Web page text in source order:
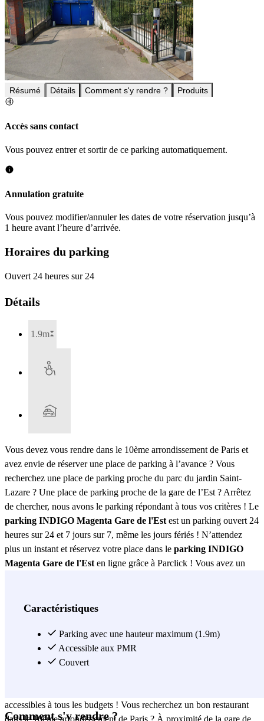
Résumé Détails Comment s'y rendre ? Produits
Accès sans contact
Vous pouvez entrer et sortir de ce parking automatiquement.
Annulation gratuite
Vous pouvez modifier/annuler les dates de votre réservation jusqu’à
1 heure avant l’heure d’arrivée.
Horaires du parking
Ouvert 24 heures sur 24
Détails
1.9m
Vous devez vous rendre dans le 10ème arrondissement de Paris et
avez envie de réserver une place de parking à l’avance ? Vous
recherchez une place de parking proche du parc du jardin Saint-
Lazare ? Une place de parking proche de la gare de l’Est ? Arrêtez
de chercher, nous avons le parking répondant à tous vos critères ! Le
parking INDIGO Magenta Gare de l'Est est un parking ouvert 24
heures sur 24 et 7 jours sur 7, même les jours fériés ! N’attendez
plus un instant et réservez votre place dans le parking INDIGO
Magenta Gare de l'Est en ligne grâce à Parclick ! Vous avez un
parking couvert, garez-vous dans le parking INDIGO Magenta Gare
Paris Gare de l'Est Magenta (1-3 cour De La Ferme St Lazare
Angle, 81 Boulevard de Magenta 79), à l’hôtel de Bordeaux (100
rue du Faubourg Saint-Denis) ou encore à l’hôtel Alane Gare de
accessibles à tous les budgets ! Vous recherchez un bon restaurant
dans le 10ème arrondissement de Paris ? À proximité de la gare de
Caractéristiques
Parking avec une hauteur maximum (1.9m)
Accessible aux PMR
Couvert
Comment s'y rendre ?